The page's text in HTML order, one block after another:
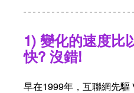
1) 變化的速度比
快? 沒錯!
早在1999年，互聯網先驅